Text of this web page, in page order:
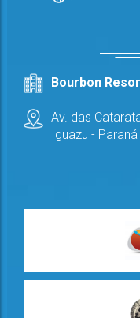
Bourbon
Av. das
Iguazu - Paraná